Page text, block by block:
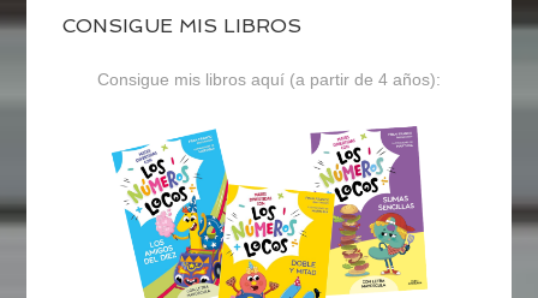
CONSIGUE MIS LIBROS
Consigue mis libros aquí (a partir de 4 años):